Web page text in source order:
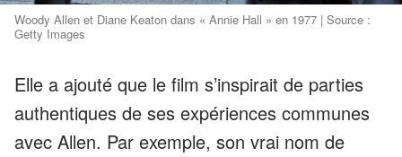
Woody Allen et Diane Keaton dans « Annie Hall » en 1977 | Source :
Getty Images
Elle a ajouté que le film s’inspirait de parties
authentiques de ses expériences communes
avec Allen. Par exemple, son vrai nom de